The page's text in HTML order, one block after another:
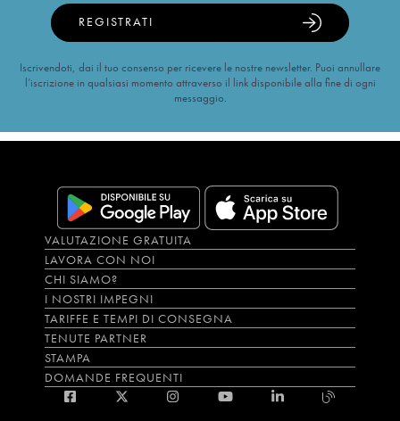
REGISTRATI
Iscrivendoti, dai il tuo consenso per ricevere le nostre newsletter. Puoi annullare
l’iscrizione in qualsiasi momento attraverso il link disponibile alla fine di ogni
messaggio.
VALUTAZIONE GRATUITA
LAVORA CON NOI
CHI SIAMO?
I NOSTRI IMPEGNI
TARIFFE E TEMPI DI CONSEGNA
TENUTE PARTNER
STAMPA
DOMANDE FREQUENTI